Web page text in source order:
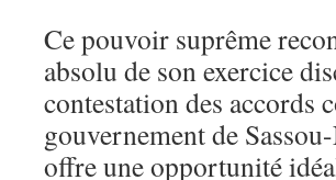
Ce pouvoir suprême
absolu de son exercice
contestation des accords
gouvernement de
offre une opportunité